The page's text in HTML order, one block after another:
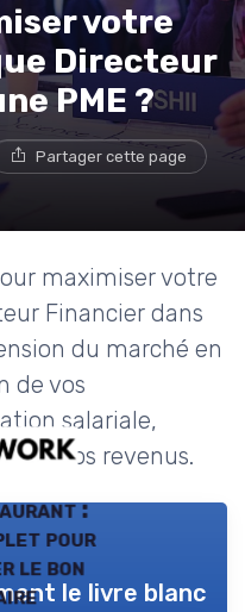
votre
Directeur
PME ?
Partager cette page
maximiser votre
Financier dans
du marché en
de vos
salariale,
vos revenus.
:
pour
le bon
le livre blanc